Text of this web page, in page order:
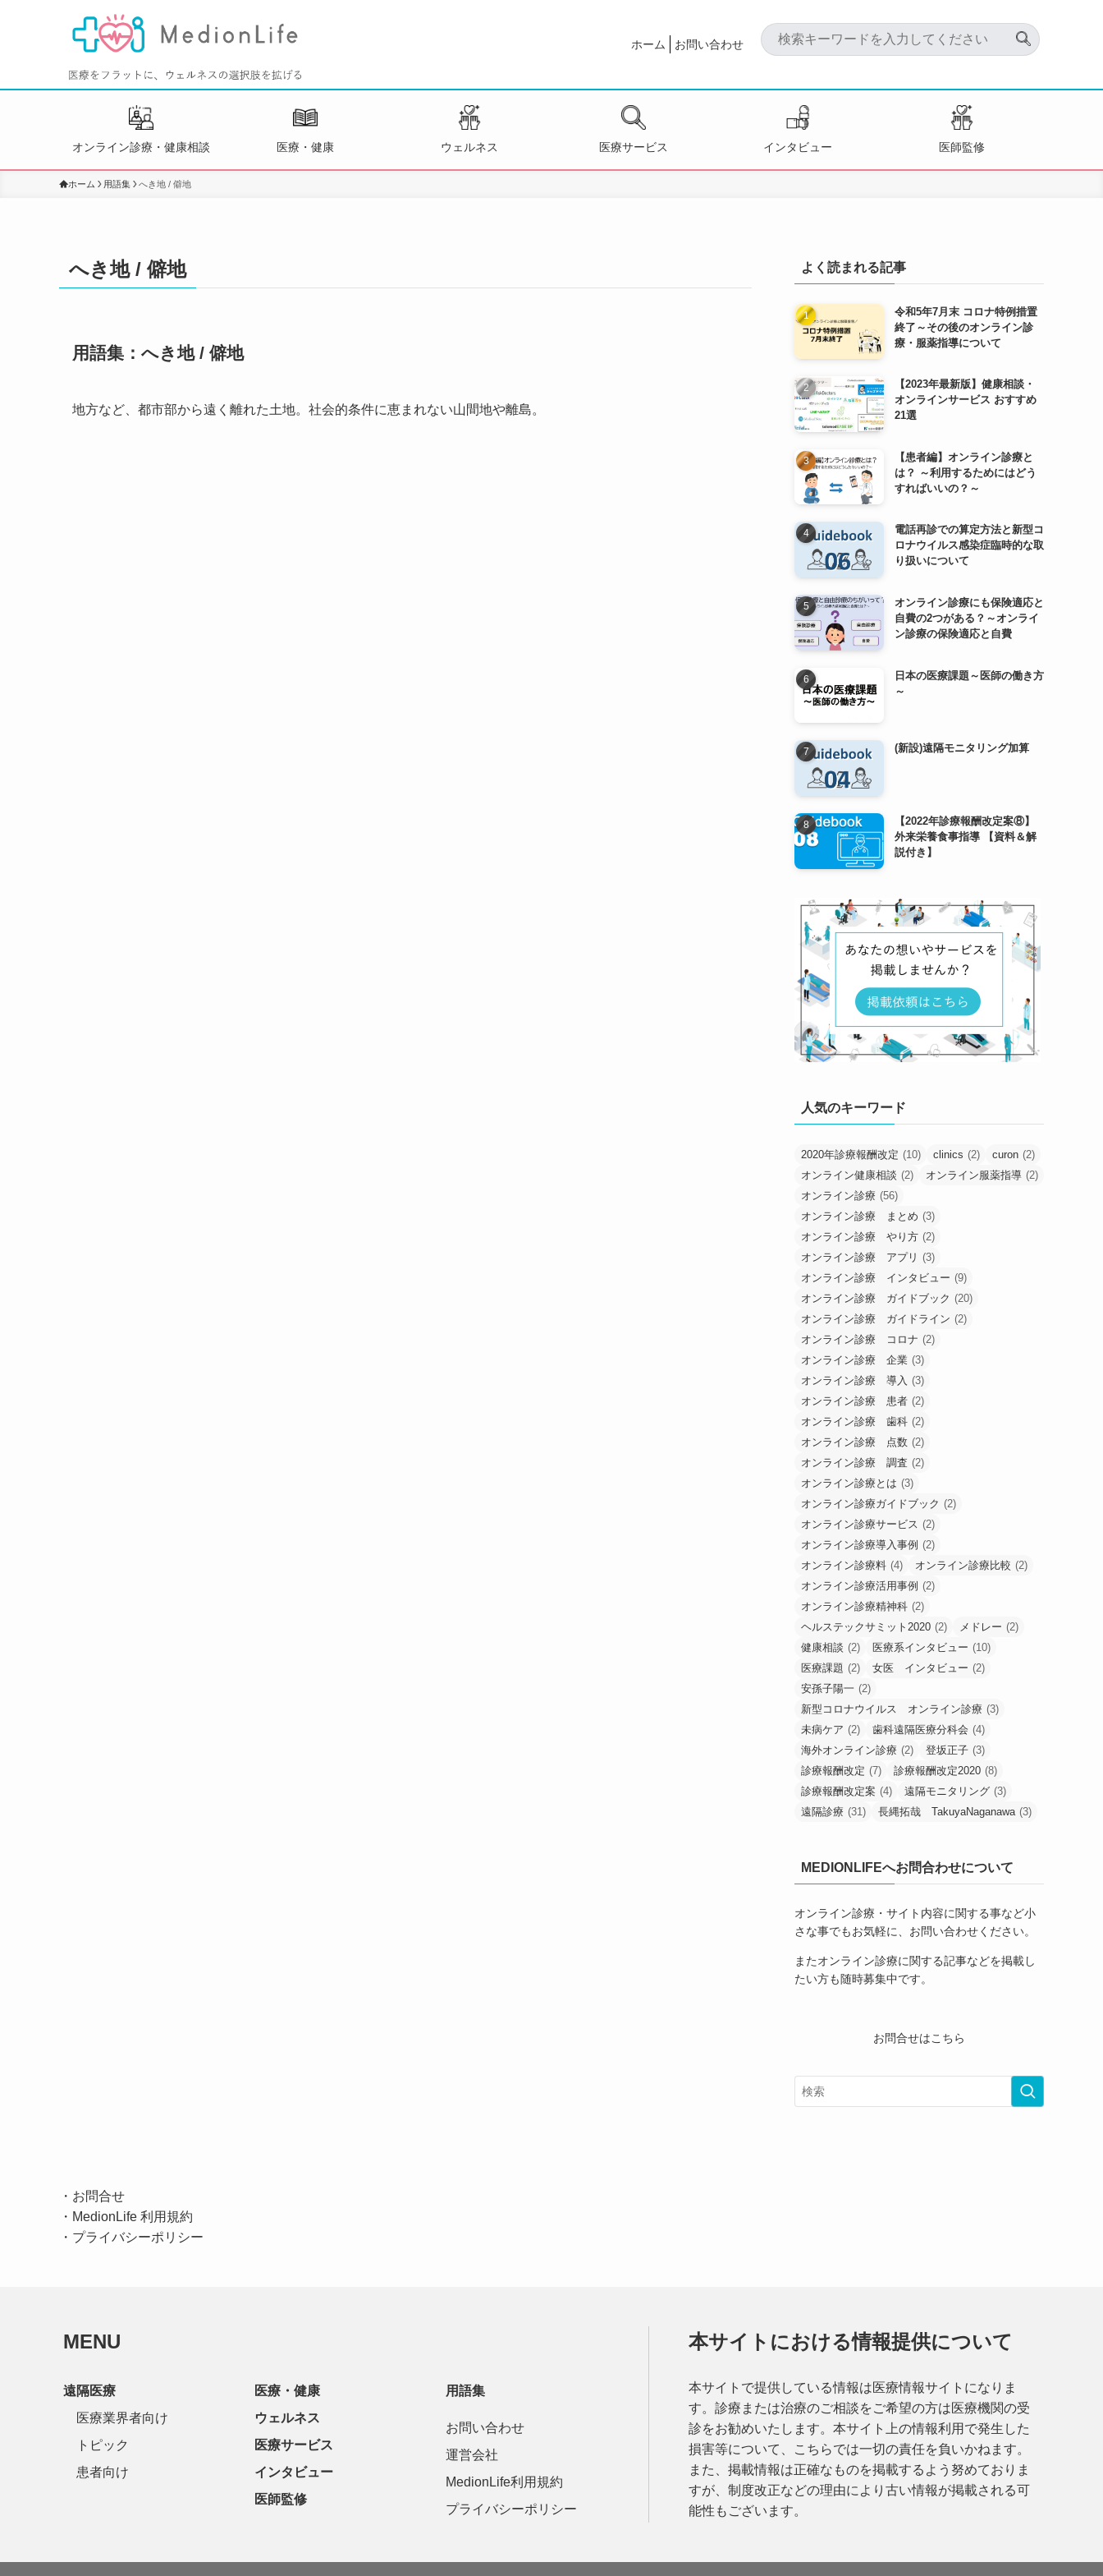
ホーム お問い合わせ
オンライン診療・健康相談 医療・健康 ウェルネス 医療サービス インタビュー 医師監修
ホーム 用語集 へき地 / 僻地
へき地 / 僻地
用語集：へき地 / 僻地
地方など、都市部から遠く離れた土地。社会的条件に恵まれない山間地や離島。
よく読まれる記事
令和5年7月末 コロナ特例措置
終了～その後のオンライン診
療・服薬指導について
【2023年最新版】健康相談・
オンラインサービス おすすめ
21選
【患者編】オンライン診療と
は？ ～利用するためにはどう
すればいいの？～
電話再診での算定方法と新型コ
ロナウイルス感染症臨時的な取
り扱いについて
オンライン診療にも保険適応と
自費の2つがある？～オンライ
ン診療の保険適応と自費
日本の医療課題～医師の働き方
～
(新設)遠隔モニタリング加算
【2022年診療報酬改定案⑧】
外来栄養食事指導 【資料＆解
説付き】
人気のキーワード
2020年診療報酬改定 (10) clinics (2) curon (2)
オンライン健康相談 (2) オンライン服薬指導 (2)
オンライン診療 (56)
オンライン診療 まとめ (3)
オンライン診療 やり方 (2)
オンライン診療 アプリ (3)
オンライン診療 インタビュー (9)
オンライン診療 ガイドブック (20)
オンライン診療 ガイドライン (2)
オンライン診療 コロナ (2)
オンライン診療 企業 (3)
オンライン診療 導入 (3)
オンライン診療 患者 (2)
オンライン診療 歯科 (2)
オンライン診療 点数 (2)
オンライン診療 調査 (2)
オンライン診療とは (3)
オンライン診療ガイドブック (2)
オンライン診療サービス (2)
オンライン診療導入事例 (2)
オンライン診療料 (4) オンライン診療比較 (2)
オンライン診療活用事例 (2)
オンライン診療精神科 (2)
ヘルステックサミット2020 (2) メドレー (2)
健康相談 (2) 医療系インタビュー (10)
医療課題 (2) 女医 インタビュー (2)
安孫子陽一 (2)
新型コロナウイルス オンライン診療 (3)
未病ケア (2) 歯科遠隔医療分科会 (4)
海外オンライン診療 (2) 登坂正子 (3)
診療報酬改定 (7) 診療報酬改定2020 (8)
診療報酬改定案 (4) 遠隔モニタリング (3)
遠隔診療 (31) 長縄拓哉 TakuyaNaganawa (3)
MEDIONLIFEへお問合わせについて
オンライン診療・サイト内容に関する事など小
さな事でもお気軽に、お問い合わせください。
またオンライン診療に関する記事などを掲載し
たい方も随時募集中です。
お問合せはこちら
・ お問合せ
・ MedionLife 利用規約
・ プライバシーポリシー
MENU
遠隔医療
医療業界者向け
トピック
患者向け
医療・健康
ウェルネス
医療サービス
インタビュー
医師監修
用語集
お問い合わせ
運営会社
MedionLife利用規約
プライバシーポリシー
本サイトにおける情報提供について
本サイトで提供している情報は医療情報サイトになりま
す。診療または治療のご相談をご希望の方は医療機関の受
診をお勧めいたします。本サイト上の情報利用で発生した
損害等について、こちらでは一切の責任を負いかねます。
また、掲載情報は正確なものを掲載するよう努めておりま
すが、制度改正などの理由により古い情報が掲載される可
能性もございます。